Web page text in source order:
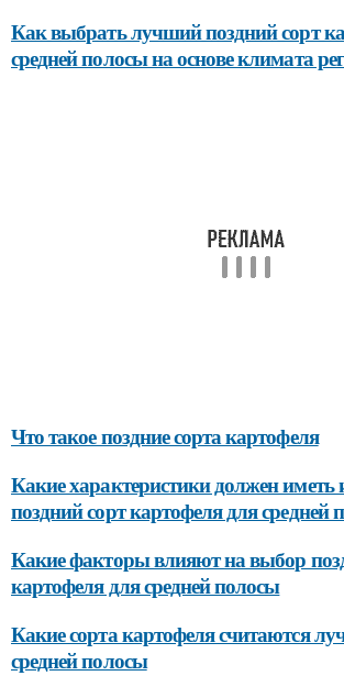
Как выбрать лучший поздний сорт
средней полосы на основе климата
Что такое поздние сорта картофеля
Какие характеристики должен
поздний сорт картофеля для средней
Какие факторы влияют на выбор
картофеля для средней полосы
Какие сорта картофеля считаются
средней полосы